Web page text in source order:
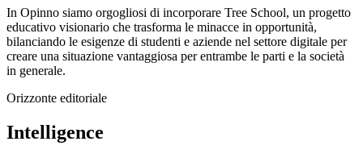
In Opinno siamo orgogliosi di incorporare Tree School, un progetto
educativo visionario che trasforma le minacce in opportunità,
bilanciando le esigenze di studenti e aziende nel settore digitale per
creare una situazione vantaggiosa per entrambe le parti e la società
in generale.
Orizzonte editoriale
Intelligence